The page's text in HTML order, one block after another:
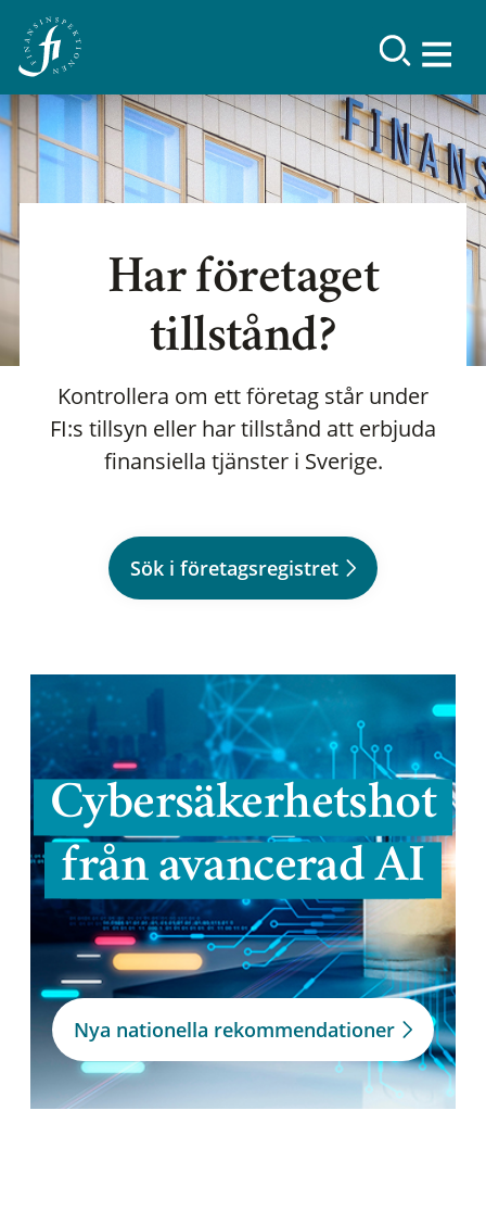
Har företaget
tillstånd?
Kontrollera om ett företag står under
FI:s tillsyn eller har tillstånd att erbjuda
finansiella tjänster i Sverige.
Sök i företagsregistret
Cybersäkerhetshot
från avancerad AI
Nya nationella rekommendationer